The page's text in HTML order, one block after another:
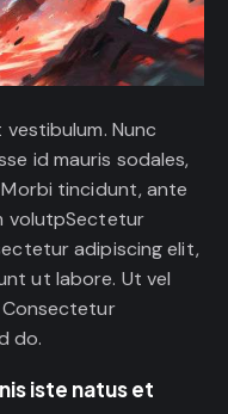
Nunc
id mauris sodales,
tincidunt, ante
volutpSectetur
adipiscing elit,
ut labore. Ut vel
do.
iste natus et